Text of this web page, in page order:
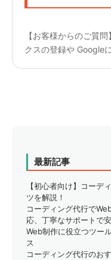
【お客様からのご質
クスの登録や Google
最新記事
【初心者向け】コーデ
ツを解説！
コーディング代行で
応、丁寧なサポートで
Web制作に役立つツー
ス
コーディング代行のお